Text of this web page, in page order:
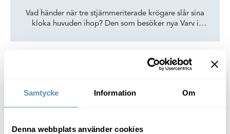
Samtycke Information Om
Denna webbplats använder cookies
Vad händer när tre stjärnmeriterade krögare slår sina
kloka huvuden ihop? Den som besöker nya Varv i
Nyfiken på våra
pressmeddelanden?